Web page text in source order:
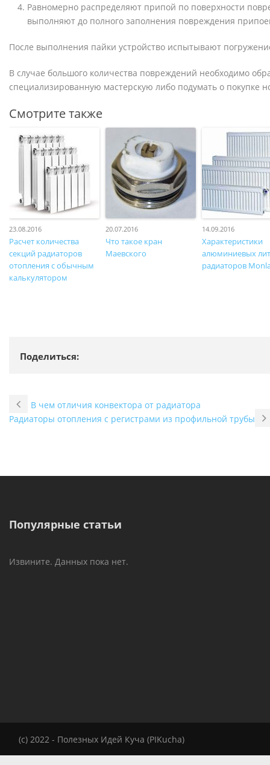
Равномерно распределяют припой по поверхности
выполняют до полного заполнения повреждения
После выполнения пайки устройство испытывают
В случае большого количества повреждений необходимо
специализированную мастерскую либо подумать о покупке
Смотрите также
23.08.2016
Расчет количества
секций радиаторов
отопления с обычным
калькулятором
20.07.2016
Что такое кран
Маевского
14.09.2016
Характеристики
алюминиевых
радиаторов
Поделиться:
В чем отличия конвектора от радиатора
Радиаторы отопления с регистрами из профильной трубы
Популярные статьи
Извините. Данных пока нет.
(c) 2022 - Полезных Идей Куча (PIKucha)